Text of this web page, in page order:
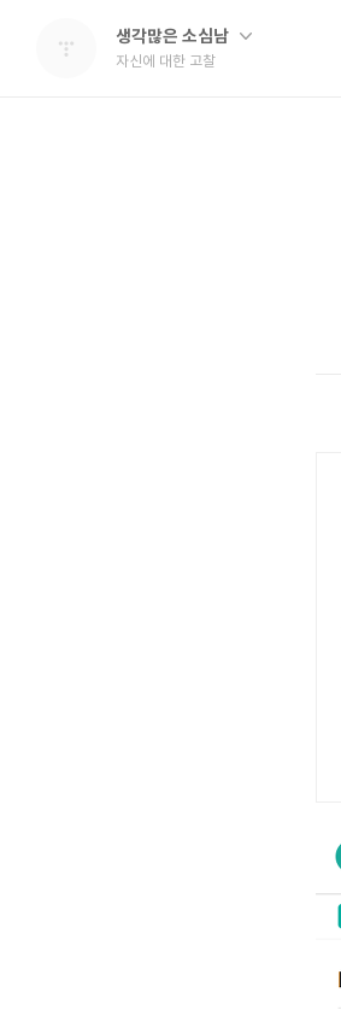
생각많은 소심남
자신에 대한 고찰